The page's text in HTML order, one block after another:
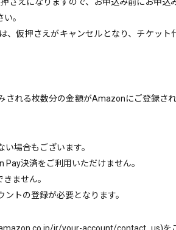
。
、仮押さえがキャンセルとなり、チケッ
れる枚数分の金額がAmazonにご登録さ
場合もございます。
決済をご利用いただけません。
ません。
トの登録が必要となります。